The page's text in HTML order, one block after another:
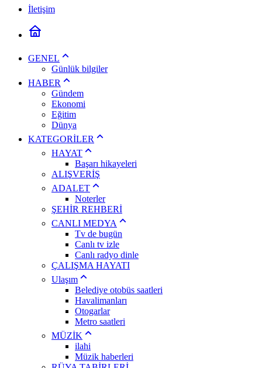
İletişim
GENEL
Günlük bilgiler
HABER
Gündem
Ekonomi
Eğitim
Dünya
KATEGORİLER
HAYAT
Başarı hikayeleri
ALIŞVERİŞ
ADALET
Noterler
ŞEHİR REHBERİ
CANLI MEDYA
Tv de bugün
Canlı tv izle
Canlı radyo dinle
ÇALIŞMA HAYATI
Ulaşım
Belediye otobüs saatleri
Havalimanları
Otogarlar
Metro saatleri
MÜZİK
ilahi
Müzik haberleri